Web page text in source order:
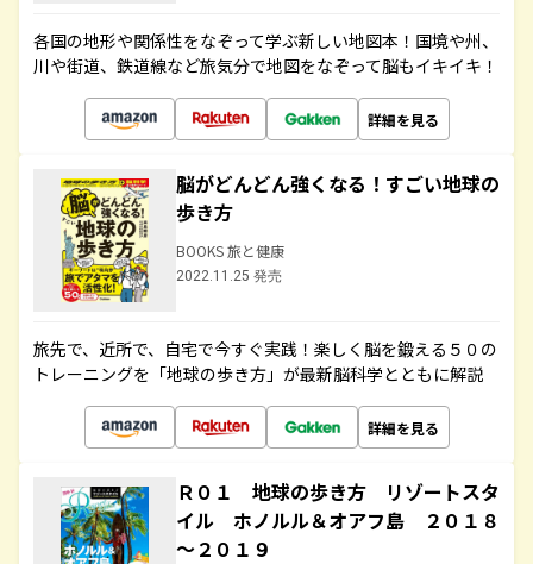
各国の地形や関係性をなぞって学ぶ新しい地図本！国境や州、
川や街道、鉄道線など旅気分で地図をなぞって脳もイキイキ！
詳細を見る
脳がどんどん強くなる！すごい地球の
歩き方
BOOKS 旅と健康
2022.11.25 発売
旅先で、近所で、自宅で今すぐ実践！楽しく脳を鍛える５０の
トレーニングを「地球の歩き方」が最新脳科学とともに解説
詳細を見る
Ｒ０１ 地球の歩き方 リゾートスタ
イル ホノルル＆オアフ島 ２０１８
～２０１９